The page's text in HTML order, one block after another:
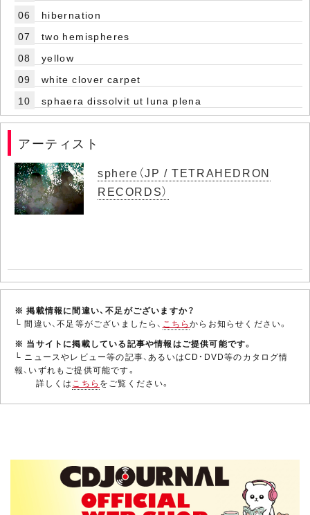
06
hibernation
07
two hemispheres
08
yellow
09
white clover carpet
10
sphaera dissolvit ut luna plena
アーティスト
sphere（JP / TETRAHEDRON
RECORDS）
※ 掲載情報に間違い、不足がございますか？
└ 間違い、不足等がございましたら、 こちらからお知らせください。
※ 当サイトに掲載している記事や情報はご提供可能です。
└ ニュースやレビュー等の記事、あるいはCD・DVD等のカタログ情
報、いずれもご提供可能です。
詳しくは こちら をご覧ください。